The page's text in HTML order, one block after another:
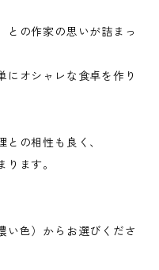
との作家の思いが詰まっ
にオシャレな食卓を作り
の相性も良く、
ます。
い色）からお選びくださ